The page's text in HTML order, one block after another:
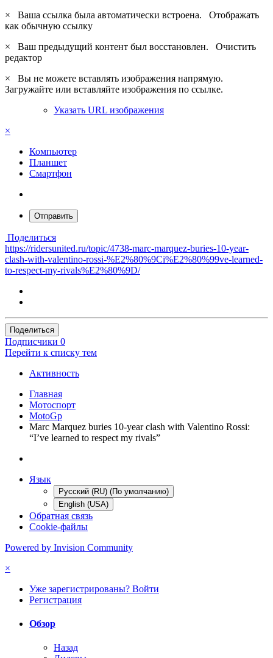
×
Ваша ссылка была автоматически встроена. Отображать
как обычную ссылку
×
Ваш предыдущий контент был восстановлен. Очистить
редактор
×
Вы не можете вставлять изображения напрямую.
Загружайте или вставляйте изображения по ссылке.
Указать URL изображения
×
Компьютер
Планшет
Смартфон
Отправить
Поделиться
https://ridersunited.ru/topic/4738-marc-marquez-buries-10-year-
clash-with-valentino-rossi-%E2%80%9Ci%E2%80%99ve-learned-
to-respect-my-rivals%E2%80%9D/
Поделиться
Подписчики 0
Перейти к списку тем
Активность
Главная
Мотоспорт
MotoGp
Marc Marquez buries 10-year clash with Valentino Rossi:
“I’ve learned to respect my rivals”
Язык
Русский (RU) (По умолчанию)
English (USA)
Обратная связь
Cookie-файлы
Powered by Invision Community
×
Уже зарегистрированы? Войти
Регистрация
Обзор
Назад